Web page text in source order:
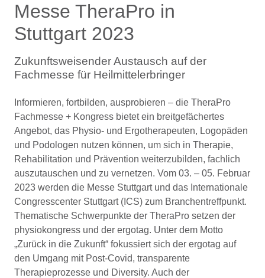
Messe TheraPro in
Stuttgart 2023
Zukunftsweisender Austausch auf der
Fachmesse für Heilmittelerbringer
Informieren, fortbilden, ausprobieren – die TheraPro
Fachmesse + Kongress bietet ein breitgefächertes
Angebot, das Physio- und Ergotherapeuten, Logopäden
und Podologen nutzen können, um sich in Therapie,
Rehabilitation und Prävention weiterzubilden, fachlich
auszutauschen und zu vernetzen. Vom 03. – 05. Februar
2023 werden die Messe Stuttgart und das Internationale
Congresscenter Stuttgart (ICS) zum Branchentreffpunkt.
Thematische Schwerpunkte der TheraPro setzen der
physiokongress und der ergotag. Unter dem Motto
„Zurück in die Zukunft“ fokussiert sich der ergotag auf
den Umgang mit Post-Covid, transparente
Therapieprozesse und Diversity. Auch der